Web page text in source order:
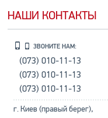
НАШИ КОНТАКТЫ
ЗВОНИТЕ НАМ:
(073) 010-11-13
(073) 010-11-13
(073) 010-11-13
г. Киев (правый берег),